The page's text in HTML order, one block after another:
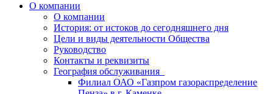
О компании
О компании
История: от истоков до сегодняшнего дня
Цели и виды деятельности Общества
Руководство
Контакты и реквизиты
География обслуживания
Филиал ОАО «Газпром газораспределение